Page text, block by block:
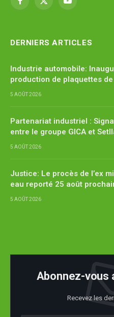
Facebook
X
YouTube
DERNIERS ARTICLES
Industrie automobile:
production de plaquettes
5 AOÛT 2026
Partenariat industriel :
entre le groupe GICA et
5 AOÛT 2026
Justice: Le procès de l’ex
eau reporté 25 août
5 AOÛT 2026
Abonnez-vous
Recevez les